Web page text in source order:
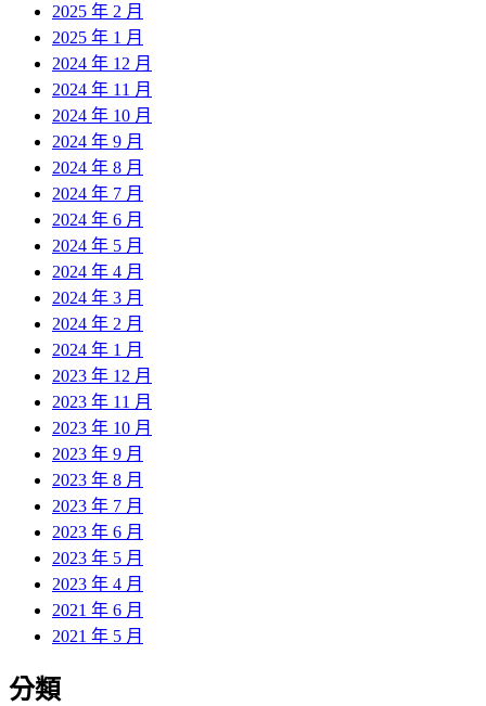
2025 年 2 月
2025 年 1 月
2024 年 12 月
2024 年 11 月
2024 年 10 月
2024 年 9 月
2024 年 8 月
2024 年 7 月
2024 年 6 月
2024 年 5 月
2024 年 4 月
2024 年 3 月
2024 年 2 月
2024 年 1 月
2023 年 12 月
2023 年 11 月
2023 年 10 月
2023 年 9 月
2023 年 8 月
2023 年 7 月
2023 年 6 月
2023 年 5 月
2023 年 4 月
2021 年 6 月
2021 年 5 月
分類